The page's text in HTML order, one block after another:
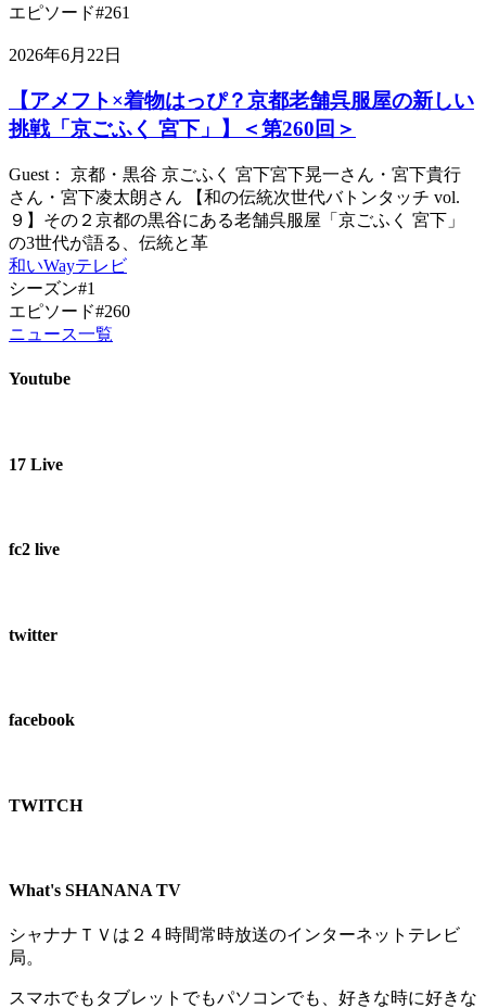
エピソード#261
2026年6月22日
【アメフト×着物はっぴ？京都老舗呉服屋の新しい
挑戦「京ごふく 宮下」】＜第260回＞
Guest： 京都・黒谷 京ごふく 宮下宮下晃一さん・宮下貴行
さん・宮下凌太朗さん 【和の伝統次世代バトンタッチ vol.
９】その２京都の黒谷にある老舗呉服屋「京ごふく 宮下」
の3世代が語る、伝統と革
和いWayテレビ
シーズン#1
エピソード#260
ニュース一覧
Youtube
17 Live
fc2 live
twitter
facebook
TWITCH​
What's SHANANA TV
シャナナＴＶは２４時間常時放送のインターネットテレビ
局。
スマホでもタブレットでもパソコンでも、好きな時に好きな